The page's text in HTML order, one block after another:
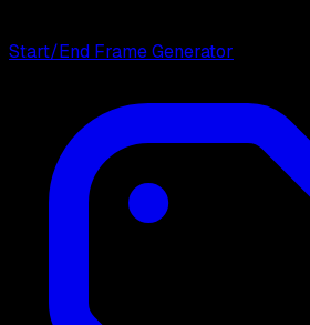
Start/End Frame Generator